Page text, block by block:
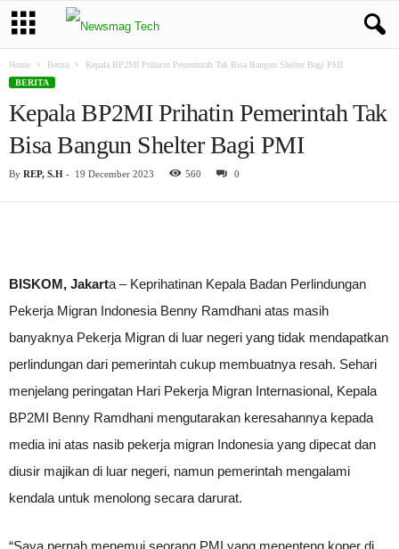
Home Berita
Kepala BP2MI Prihatin Pemerintah Tak Bisa Bangun Shelter Bagi PMI
BERITA
Kepala BP2MI Prihatin Pemerintah Tak
Bisa Bangun Shelter Bagi PMI
By REP, S.H - 19 December 2023 560 0
BISKOM, Jakarta – Keprihatinan Kepala Badan Perlindungan
Pekerja Migran Indonesia Benny Ramdhani atas masih
banyaknya Pekerja Migran di luar negeri yang tidak mendapatkan
perlindungan dari pemerintah cukup membuatnya resah. Sehari
menjelang peringatan Hari Pekerja Migran Internasional, Kepala
BP2MI Benny Ramdhani mengutarakan keresahannya kepada
media ini atas nasib pekerja migran Indonesia yang dipecat dan
diusir majikan di luar negeri, namun pemerintah mengalami
kendala untuk menolong secara darurat.
“Saya pernah menemui seorang PMI yang menenteng koper di